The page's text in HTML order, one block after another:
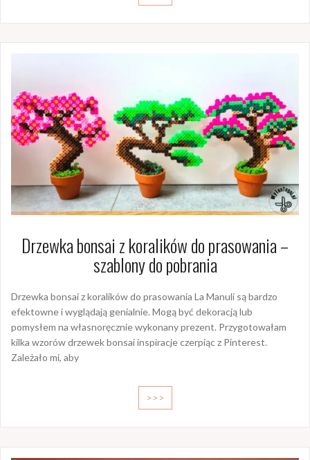
Drzewka bonsai z koralików do prasowania –
szablony do pobrania
Drzewka bonsai z koralików do prasowania La Manuli są bardzo
efektowne i wyglądają genialnie. Mogą być dekoracją lub
pomysłem na własnoręcznie wykonany prezent. Przygotowałam
kilka wzorów drzewek bonsai inspiracje czerpiąc z Pinterest.
Zależało mi, aby
>>>